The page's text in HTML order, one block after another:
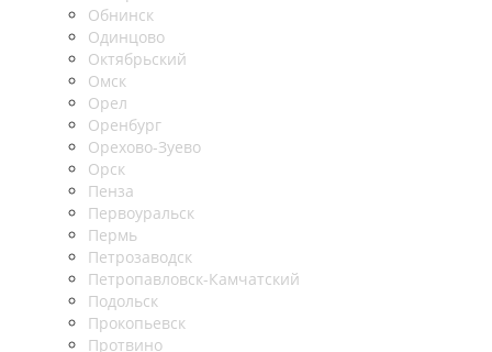
Обнинск
Одинцово
Октябрьский
Омск
Орел
Оренбург
Орехово-Зуево
Орск
Пенза
Первоуральск
Пермь
Петрозаводск
Петропавловск-Камчатский
Подольск
Прокопьевск
Протвино